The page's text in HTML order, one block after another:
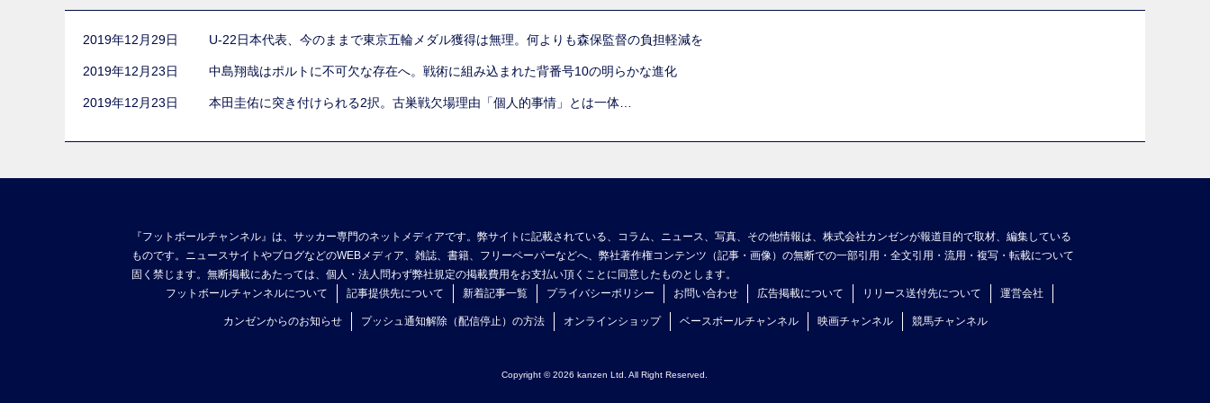
2019年12月29日 U-22日本代表、今のままで東京五輪メダル獲得は無理。何よりも森保監督の負担軽減を
2019年12月23日 中島翔哉はポルトに不可欠な存在へ。戦術に組み込まれた背番号10の明らかな進化
2019年12月23日 本田圭佑に突き付けられる2択。古巣戦欠場理由「個人的事情」とは一体…
『フットボールチャンネル』は、サッカー専門のネットメディアです。弊サイトに記載されている、コラム、ニュース、写真、その他情報は、株式会社カンゼンが報道目的で取材、編集している
ものです。ニュースサイトやブログなどのWEBメディア、雑誌、書籍、フリーペーパーなどへ、弊社著作権コンテンツ（記事・画像）の無断での一部引用・全文引用・流用・複写・転載について
固く禁じます。無断掲載にあたっては、個人・法人問わず弊社規定の掲載費用をお支払い頂くことに同意したものとします。
フットボールチャンネルについて
記事提供先について 新着記事一覧 プライバシーポリシー お問い合わせ 広告掲載について リリース送付先について 運営会社
カンゼンからのお知らせ プッシュ通知解除（配信停止）の方法 オンラインショップ ベースボールチャンネル 映画チャンネル 競馬チャンネル
Copyright © 2026 kanzen Ltd. All Right Reserved.